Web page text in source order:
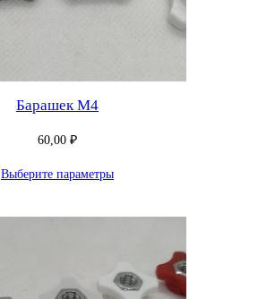
Барашек М4
60,00 ₽
Выберите параметры